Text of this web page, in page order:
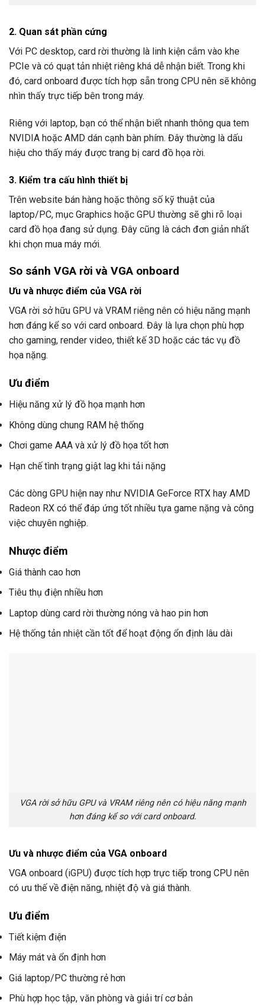
2. Quan sát phần cứng
Với PC desktop, card rời thường là linh kiện cắm vào khe
PCIe và có quạt tản nhiệt riêng khá dễ nhận biết. Trong khi
đó, card onboard được tích hợp sẵn trong CPU nên sẽ không
nhìn thấy trực tiếp bên trong máy.
Riêng với laptop, bạn có thể nhận biết nhanh thông qua tem
NVIDIA hoặc AMD dán cạnh bàn phím. Đây thường là dấu
hiệu cho thấy máy được trang bị card đồ họa rời.
3. Kiểm tra cấu hình thiết bị
Trên website bán hàng hoặc thông số kỹ thuật của
laptop/PC, mục Graphics hoặc GPU thường sẽ ghi rõ loại
card đồ họa đang sử dụng. Đây cũng là cách đơn giản nhất
khi chọn mua máy mới.
So sánh VGA rời và VGA onboard
Ưu và nhược điểm của VGA rời
VGA rời sở hữu GPU và VRAM riêng nên có hiệu năng mạnh
hơn đáng kể so với card onboard. Đây là lựa chọn phù hợp
cho gaming, render video, thiết kế 3D hoặc các tác vụ đồ
họa nặng.
Ưu điểm
Hiệu năng xử lý đồ họa mạnh hơn
Không dùng chung RAM hệ thống
Chơi game AAA và xử lý đồ họa tốt hơn
Hạn chế tình trạng giật lag khi tải nặng
Các dòng GPU hiện nay như NVIDIA GeForce RTX hay AMD
Radeon RX có thể đáp ứng tốt nhiều tựa game nặng và công
việc chuyên nghiệp.
Nhược điểm
Giá thành cao hơn
Tiêu thụ điện nhiều hơn
Laptop dùng card rời thường nóng và hao pin hơn
Hệ thống tản nhiệt cần tốt để hoạt động ổn định lâu dài
VGA rời sở hữu GPU và VRAM riêng nên có hiệu năng mạnh
hơn đáng kể so với card onboard.
Ưu và nhược điểm của VGA onboard
VGA onboard (iGPU) được tích hợp trực tiếp trong CPU nên
có ưu thế về điện năng, nhiệt độ và giá thành.
Ưu điểm
Tiết kiệm điện
Máy mát và ổn định hơn
Giá laptop/PC thường rẻ hơn
Phù hợp học tập, văn phòng và giải trí cơ bản